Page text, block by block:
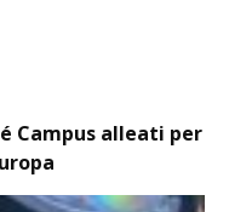
Campus alleati per